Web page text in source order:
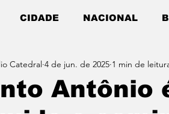
CIDADE NACIONAL
Antônio
Catedral 4 de jun. de 2025 1 min de